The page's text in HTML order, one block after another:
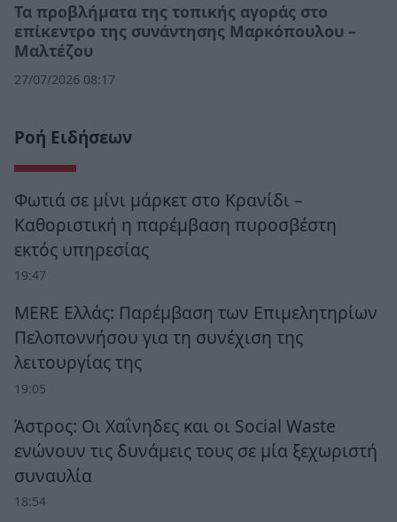
Τα προβλήματα της τοπικής αγοράς στο
επίκεντρο της συνάντησης Μαρκόπουλου –
Μαλτέζου
27/07/2026 08:17
Ροή Ειδήσεων
Φωτιά σε μίνι μάρκετ στο Κρανίδι –
Καθοριστική η παρέμβαση πυροσβέστη
εκτός υπηρεσίας
19:47
MERE Ελλάς: Παρέμβαση των Επιμελητηρίων
Πελοποννήσου για τη συνέχιση της
λειτουργίας της
19:05
Άστρος: Οι Χαΐνηδες και οι Social Waste
ενώνουν τις δυνάμεις τους σε μία ξεχωριστή
συναυλία
18:54